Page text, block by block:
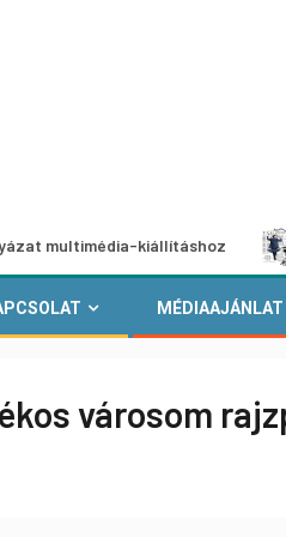
kiállításhoz
MÉDIAAJÁNLAT
városom